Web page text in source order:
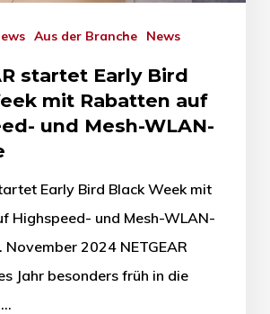
Aus der Branche News
startet Early Bird
mit Rabatten auf
und Mesh-WLAN-
Early Bird Black Week mit
Highspeed- und Mesh-WLAN-
November 2024 NETGEAR
Jahr besonders früh in die